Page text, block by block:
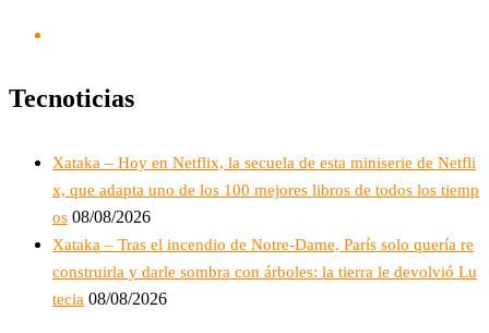
Tecnoticias
Xataka – Hoy en Netflix, la secuela de esta miniserie de Netfli
x, que adapta uno de los 100 mejores libros de todos los tiemp
os 08/08/2026
Xataka – Tras el incendio de Notre-Dame, París solo quería re
construirla y darle sombra con árboles: la tierra le devolvió Lu
tecia 08/08/2026